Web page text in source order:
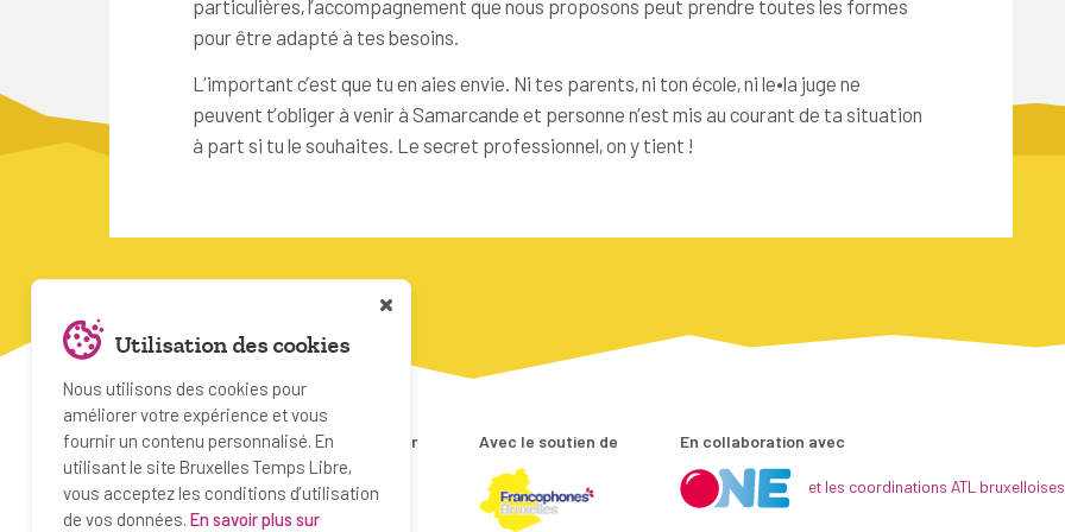
particulières, l’accompagnement que nous proposons peut prendre toutes les formes
pour être adapté à tes besoins.
L’important c’est que tu en aies envie. Ni tes parents, ni ton école, ni le•la juge ne
peuvent t’obliger à venir à Samarcande et personne n’est mis au courant de ta situation
à part si tu le souhaites. Le secret professionnel, on y tient !
Projet réalisé par Avec le soutien de En collaboration avec
et les coordinations ATL
Utilisation des cookies
Nous utilisons des cookies pour
améliorer votre expérience et vous
fournir un contenu personnalisé. En
utilisant le site Bruxelles Temps Libre,
vous acceptez les conditions d’utilisation
de vos données. En savoir plus sur